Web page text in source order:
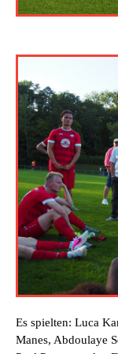
Es spielten: Luca
Manes, Abdoulaye